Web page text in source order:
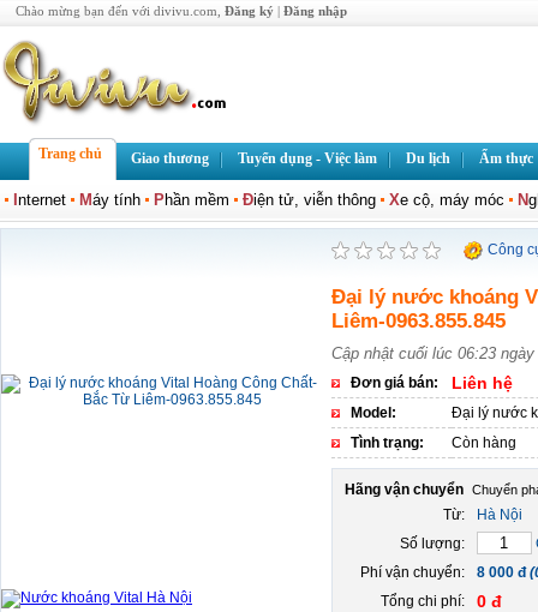
Chào mừng bạn đến với divivu.com, Đăng ký | Đăng nhập
Trang chủ Giao thương Tuyển dụng - Việc làm Du lịch Ẩm thực
nternet Máy tính Phần mềm Điện tử, viễn thông Xe cộ, máy móc N
Công
Đại lý nước khoáng
Liêm-0963.855.845
Cập nhật cuối lúc 06:23
Đơn giá bán:
Liên hệ
Model:
Đại lý nước
Tình trạng:
Còn hàng
Hãng vận chuyển
Từ:
Hà Nội
Số lượng:
Phí vận chuyển:
8 000 đ
Tổng chi phí:
0 đ